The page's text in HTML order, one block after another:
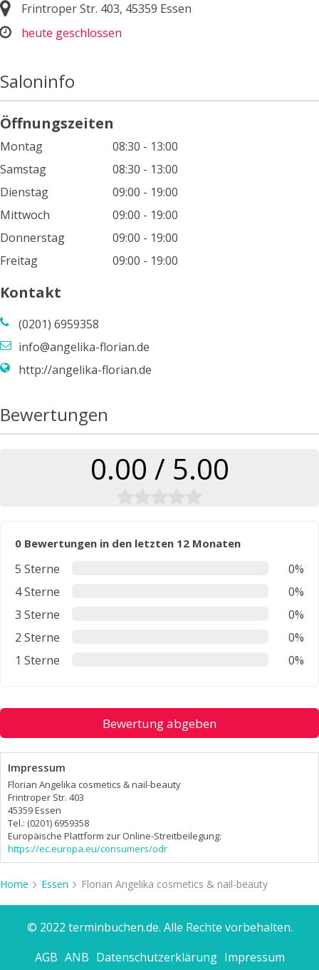
Frintroper Str. 403, 45359 Essen
heute geschlossen
Saloninfo
Öffnungszeiten
Montag
08:30 - 13:00
Samstag
08:30 - 13:00
Dienstag
09:00 - 19:00
Mittwoch
09:00 - 19:00
Donnerstag
09:00 - 19:00
Freitag
09:00 - 19:00
Kontakt
(0201) 6959358
info@angelika-florian.de
http://angelika-florian.de
Bewertungen
0.00 / 5.00
0 Bewertungen in den letzten 12 Monaten
5 Sterne
0%
4 Sterne
0%
3 Sterne
0%
2 Sterne
0%
1 Sterne
0%
Bewertung abgeben
Impressum
Florian Angelika cosmetics & nail-beauty
Frintroper Str. 403
45359 Essen
Tel.: (0201) 6959358
Europäische Plattform zur Online-Streitbeilegung:
https://ec.europa.eu/consumers/odr
Home Essen Florian Angelika cosmetics & nail-beauty
© 2022 terminbuchen.de. Alle Rechte vorbehalten.
AGB ANB Datenschutzerklärung Impressum